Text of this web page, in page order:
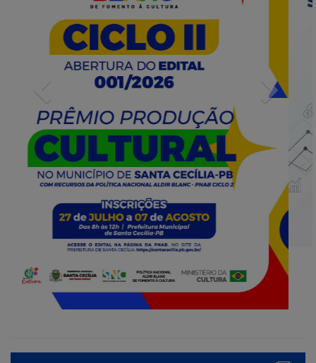
Previous
INFORMATIVOS
o edital do processo de